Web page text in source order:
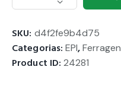
SKU: d4f2fe9b4d75
Categorias:EPI,
Product ID:24281